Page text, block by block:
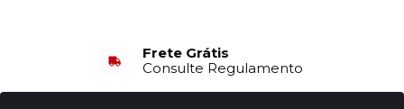
Frete Grátis
Consulte Regulamento